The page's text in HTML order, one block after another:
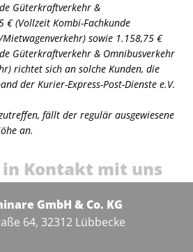
Güterkraftverkehr &
€ (Vollzeit Kombi-Fachkunde
sowie 1.158,75 €
Güterkraftverkehr & Omnibusverkehr
richtet sich an solche Kunden, die
der Kurier-Express-Post-Dienste e.V.
fällt der regulär ausgewiesene
an.
in Kontakt mit uns
GmbH & Co. KG
64, 32312 Lübbecke